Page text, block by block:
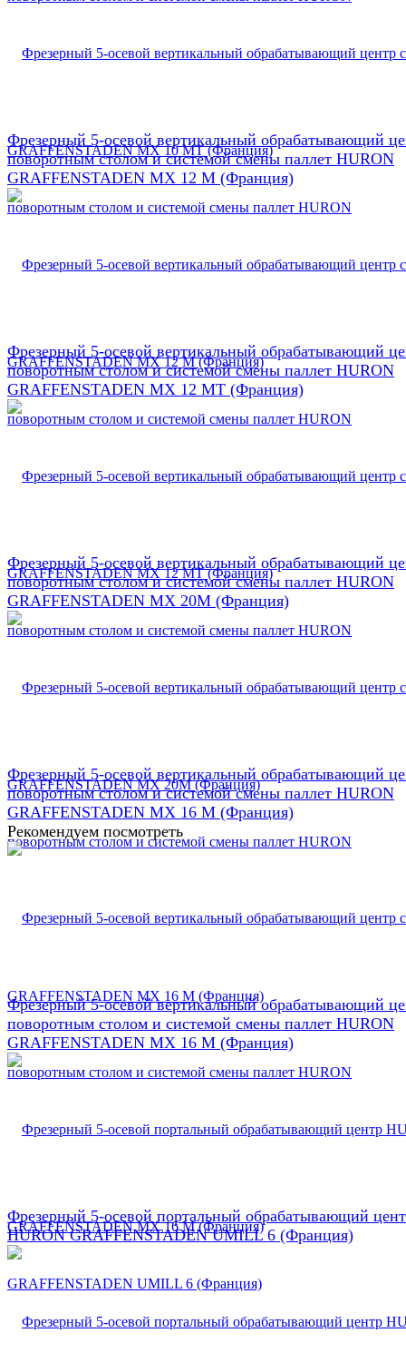
Фрезерный 5-осевой вертикальный обрабатывающий
поворотным столом и системой смены паллет HURON
GRAFFENSTADEN МX 12 М (Франция)
Фрезерный 5-осевой вертикальный обрабатывающий
поворотным столом и системой смены паллет HURON
GRAFFENSTADEN МX 12 МТ (Франция)
Фрезерный 5-осевой вертикальный обрабатывающий
поворотным столом и системой смены паллет HURON
GRAFFENSTADEN МX 20М (Франция)
Фрезерный 5-осевой вертикальный обрабатывающий
поворотным столом и системой смены паллет HURON
GRAFFENSTADEN МX 16 М (Франция)
Рекомендуем посмотреть
Фрезерный 5-осевой вертикальный обрабатывающий
поворотным столом и системой смены паллет HURON
GRAFFENSTADEN МX 16 М (Франция)
Фрезерный 5-осевой портальный обрабатывающий
HURON GRAFFENSTADEN UMILL 6 (Франция)